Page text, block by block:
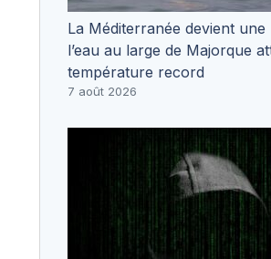
La Méditerranée devient une
l’eau au large de Majorque
température record
7 août 2026